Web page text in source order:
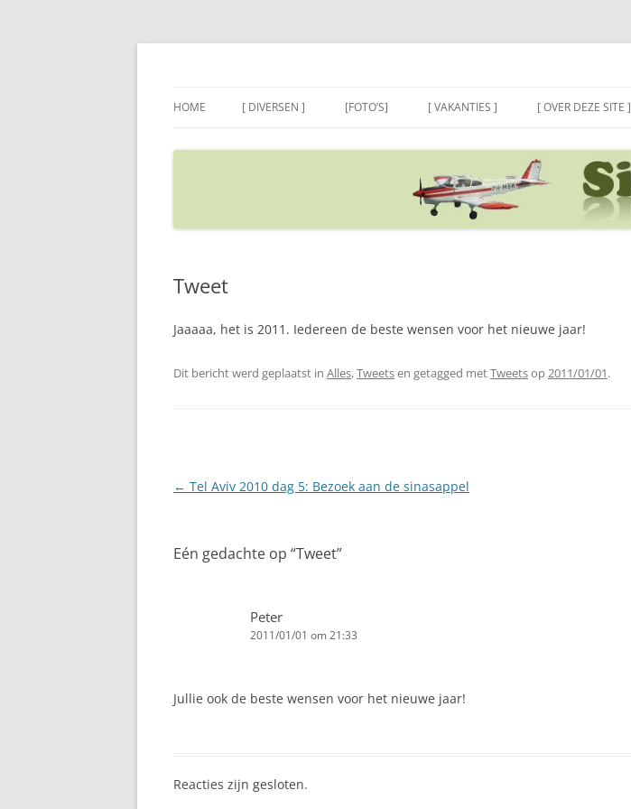
Ga
HOME [ DIVERSEN ] [FOTO’S] [ VAKANTIES ] [ OVER DEZE SITE ]
Tweet
Jaaaaa, het is 2011. Iedereen de beste wensen voor het nieuwe jaar!
Dit bericht werd geplaatst in Alles,Tweetsen getagged metTweetsop2011/01/01.
Berichtnavigatie
← Tel Aviv 2010 dag 5: Bezoek aan de sinasappel
Eén gedachte op “Tweet”
Peter
2011/01/01 om 21:33
Jullie ook de beste wensen voor het nieuwe jaar!
Reacties zijn gesloten.